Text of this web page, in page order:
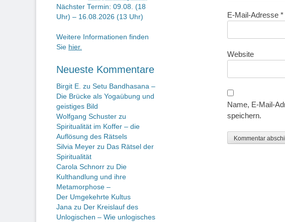
E-Mail-Adresse *
Website
Name, E-Mail-
speichern.
Nächster Termin: 09.08. (18
Uhr) – 16.08.2026 (13 Uhr)
Weitere Informationen finden
Sie hier.
Neueste Kommentare
Birgit E. zu Setu Bandhasana –
Die Brücke als Yogaübung und
geistiges Bild
Wolfgang Schuster zu
Spiritualität im Koffer – die
Auflösung des Rätsels
Silvia Meyer zu Das Rätsel der
Spiritualität
Carola Schnorr zu Die
Kulthandlung und ihre
Metamorphose –
Der Umgekehrte Kultus
Jana zu Der Kreislauf des
Unlogischen – Wie unlogisches